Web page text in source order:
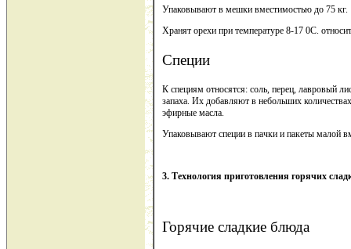
Упаковывают в мешки вместимостью до 75 кг.
Хранят орехи при температуре 8-17 0С.
Специи
К специям относятся: соль, перец, лавровый
запаха. Их добавляют в небольших
эфирные масла.
Упаковывают специи в пачки и пакеты малой
3. Технология приготовления горячих
Горячие сладкие блюда